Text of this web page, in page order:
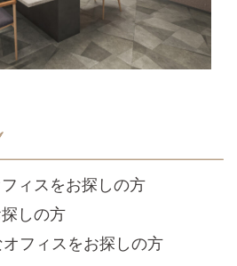
ィスをお探しの方
しの方
フィスをお探しの方